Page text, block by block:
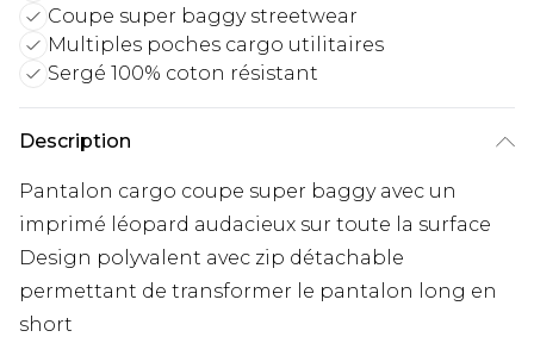
Coupe super baggy streetwear
Multiples poches cargo utilitaires
Sergé 100% coton résistant
Description
Pantalon cargo coupe super baggy avec un
imprimé léopard audacieux sur toute la surface
Design polyvalent avec zip détachable
permettant de transformer le pantalon long en
short